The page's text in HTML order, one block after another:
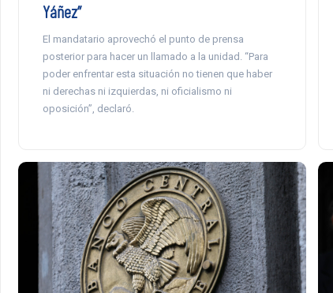
Yáñez”
El mandatario aprovechó el punto de prensa
posterior para hacer un llamado a la unidad. “Para
poder enfrentar esta situación no tienen que haber
ni derechas ni izquierdas, ni oficialismo ni
oposición”, declaró.